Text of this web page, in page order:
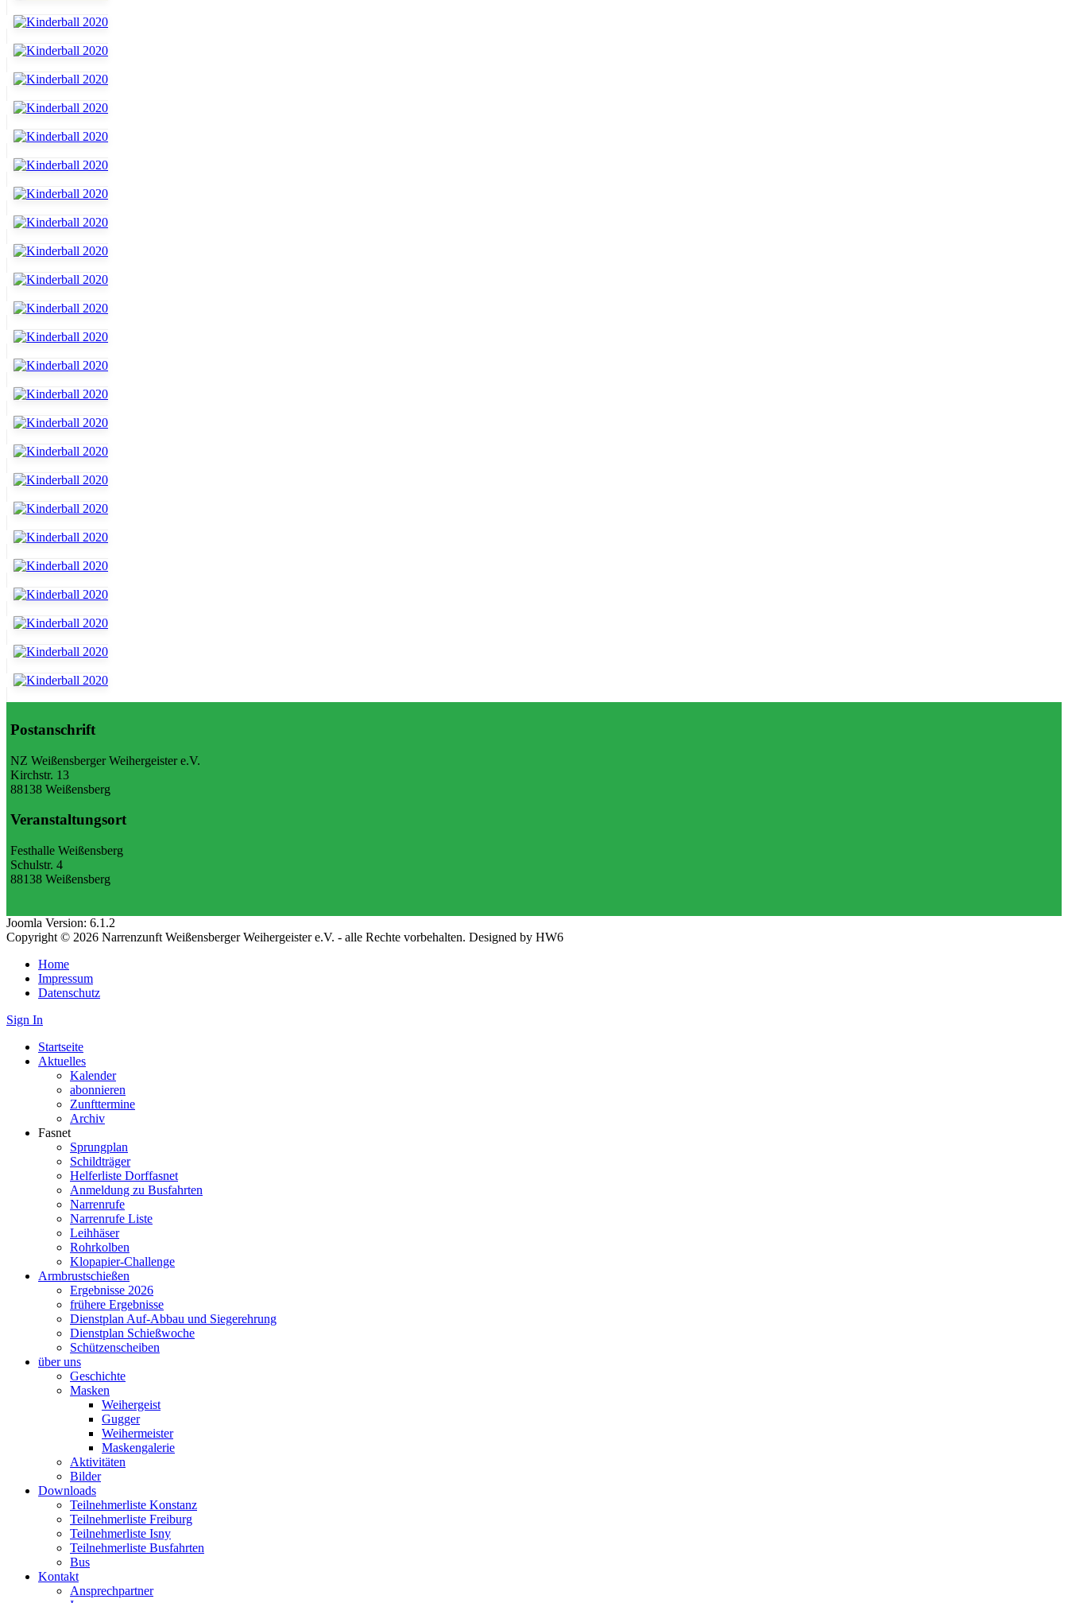
Postanschrift
NZ Weißensberger Weihergeister e.V.
Kirchstr. 13
88138 Weißensberg
Veranstaltungsort
Festhalle Weißensberg
Schulstr. 4
88138 Weißensberg
Joomla Version: 6.1.2
Copyright © 2026 Narrenzunft Weißensberger Weihergeister e.V. - alle Rechte vorbehalten. Designed by HW6
Home
Impressum
Datenschutz
Sign In
Startseite
Aktuelles
Kalender
abonnieren
Zunfttermine
Archiv
Fasnet
Sprungplan
Schildträger
Helferliste Dorffasnet
Anmeldung zu Busfahrten
Narrenrufe
Narrenrufe Liste
Leihhäser
Rohrkolben
Klopapier-Challenge
Armbrustschießen
Ergebnisse 2026
frühere Ergebnisse
Dienstplan Auf-Abbau und Siegerehrung
Dienstplan Schießwoche
Schützenscheiben
über uns
Geschichte
Masken
Weihergeist
Gugger
Weihermeister
Maskengalerie
Aktivitäten
Bilder
Downloads
Teilnehmerliste Konstanz
Teilnehmerliste Freiburg
Teilnehmerliste Isny
Teilnehmerliste Busfahrten
Bus
Kontakt
Ansprechpartner